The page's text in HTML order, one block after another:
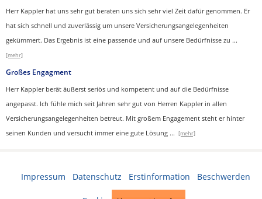
Herr Kappler hat uns sehr gut beraten uns sich sehr viel Zeit dafür genommen. Er
hat sich schnell und zuverlässig um unsere Versicherungsangelegenheiten
gekümmert. Das Ergebnis ist eine passende und auf unsere Bedürfnisse zu ...
[mehr]
Großes Engagment
Herr Kappler berät äußerst seriös und kompetent und auf die Bedürfnisse
angepasst. Ich fühle mich seit Jahren sehr gut von Herren Kappler in allen
Versicherungsangelegenheiten betreut. Mit großem Engagement steht er hinter
seinen Kunden und versucht immer eine gute Lösung ... [mehr]
Impressum Datenschutz Erstinformation Beschwerden